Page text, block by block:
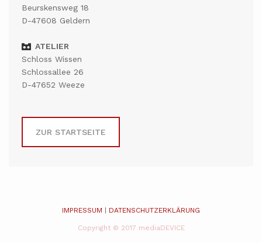
Beurskensweg 18
D-47608 Geldern
ATELIER
Schloss Wissen
Schlossallee 26
D-47652 Weeze
ZUR STARTSEITE
IMPRESSUM DATENSCHUTZERKLÄRUNG
Copyright © 2017 mediaDEVICE